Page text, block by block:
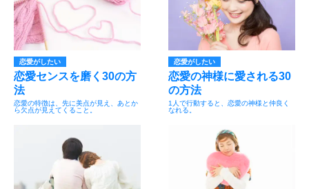
恋愛がしたい
恋愛センスを磨く30の方
法
恋愛の特徴は、先に美点が見え、あとか
ら欠点が見えてくること。
恋愛がしたい
恋愛の神様に愛される30
の方法
1人で行動すると、恋愛の神様と仲良く
なれる。